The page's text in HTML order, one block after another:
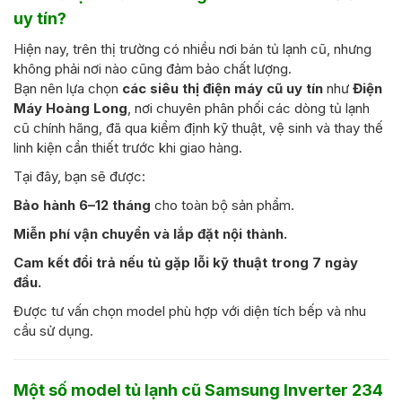
uy tín?
Hiện nay, trên thị trường có nhiều nơi bán tủ lạnh cũ, nhưng
không phải nơi nào cũng đảm bảo chất lượng.
Bạn nên lựa chọn các siêu thị điện máy cũ uy tín như Điện
Máy Hoàng Long, nơi chuyên phân phối các dòng tủ lạnh
cũ chính hãng, đã qua kiểm định kỹ thuật, vệ sinh và thay thế
linh kiện cần thiết trước khi giao hàng.
Tại đây, bạn sẽ được:
Bảo hành 6–12 tháng cho toàn bộ sản phẩm.
Miễn phí vận chuyển và lắp đặt nội thành.
Cam kết đổi trả nếu tủ gặp lỗi kỹ thuật trong 7 ngày
đầu.
Được tư vấn chọn model phù hợp với diện tích bếp và nhu
cầu sử dụng.
Một số model tủ lạnh cũ Samsung Inverter 234